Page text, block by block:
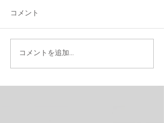
コメント
コメントを追加…